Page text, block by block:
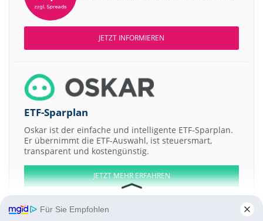
JETZT INFORMIEREN
ETF-Sparplan
Oskar ist der einfache und intelligente ETF-Sparplan.
Er übernimmt die ETF-Auswahl, ist steuersmart,
transparent und kostengünstig.
JETZT MEHR ERFAHREN
Für Sie Empfohlen